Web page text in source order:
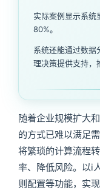
实际案例显示系统
80%。
系统还能通过数据
理决策提供支持，
随着企业规模扩大
的方式已难以满足
将繁琐的计算流程
率、降低风险。以i
则配置等功能，实